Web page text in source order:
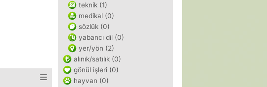
teknik (1)
medikal (0)
sözlük (0)
yabancı dil (0)
yer/yön (2)
alınık/satılık (0)
gönül işleri (0)
hayvan (0)